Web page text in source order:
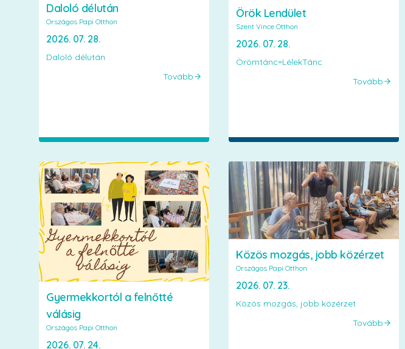
Daloló délután
Országos Papi Otthon
2026. 07. 28.
Daloló délután
Tovább
Örök Lendület
Szent Vince Otthon
2026. 07. 28.
Örömtánc=LélekTánc
Tovább
Gyermekkortól a felnőtté
válásig
Országos Papi Otthon
2026. 07. 24.
Közös mozgás, jobb közérzet
Országos Papi Otthon
2026. 07. 23.
Közös mozgás, jobb közérzet
Tovább